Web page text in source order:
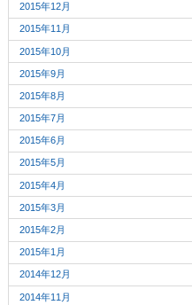
2015年12月
2015年11月
2015年10月
2015年9月
2015年8月
2015年7月
2015年6月
2015年5月
2015年4月
2015年3月
2015年2月
2015年1月
2014年12月
2014年11月